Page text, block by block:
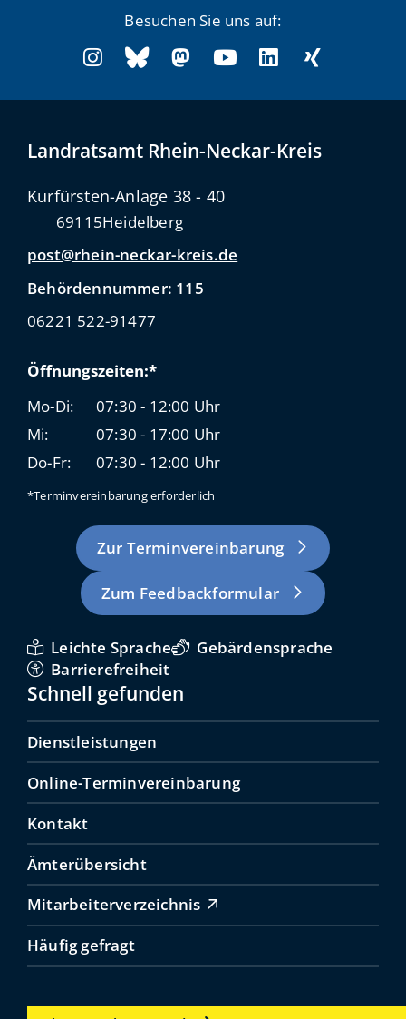
Besuchen Sie uns auf:
Landratsamt Rhein-Neckar-Kreis
Kurfürsten-Anlage 38 - 40
69115Heidelberg
post@rhein-neckar-kreis.de
Behördennummer: 115
06221 522-91477
Öffnungszeiten:*
Mo-Di:
07:30 - 12:00 Uhr
Mi:
07:30 - 17:00 Uhr
Do-Fr:
07:30 - 12:00 Uhr
*Terminvereinbarung erforderlich
Zur Terminvereinbarung
Zum Feedbackformular
Leichte Sprache
Gebärdensprache
Barrierefreiheit
Schnell gefunden
Dienstleistungen
Online-Terminvereinbarung
Kontakt
Ämterübersicht
Mitarbeiterverzeichnis
Häufig gefragt